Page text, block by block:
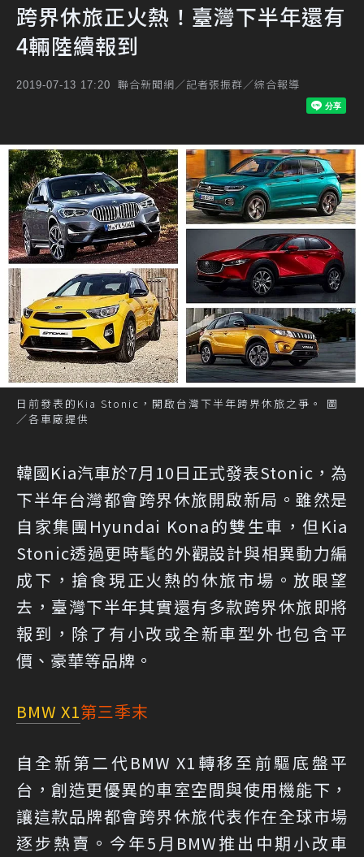
跨界休旅正火熱！臺灣下半年還有
4輛陸續報到
2019-07-13 17:20 聯合新聞網／記者張振群／綜合報導
日前發表的Kia Stonic，開啟台灣下半年跨界休旅之爭。 圖
／各車廠提供
韓國Kia汽車於7月10日正式發表Stonic，為
下半年台灣都會跨界休旅開啟新局。雖然是
自家集團Hyundai Kona的雙生車，但Kia
Stonic透過更時髦的外觀設計與相異動力編
成下，搶食現正火熱的休旅市場。放眼望
去，臺灣下半年其實還有多款跨界休旅即將
報到，除了有小改或全新車型外也包含平
價、豪華等品牌。
BMW X1第三季末
自全新第二代BMW X1轉移至前驅底盤平
台，創造更優異的車室空間與使用機能下，
讓這款品牌都會跨界休旅代表作在全球市場
逐步熱賣。今年5月BMW推出中期小改車